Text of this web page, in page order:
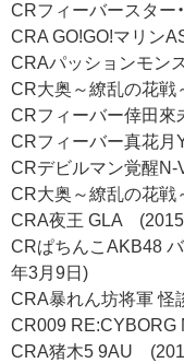
CRフィーバースタ
CRA GO!GO!マリン
CRAパッションモン
CR大奥～繚乱の花
CRフィーバー倖田
CRフィーバー真花
CRデビルマン覚醒
CR大奥～繚乱の花
CRA夜王 GLA
CRぱちんこAKB48
年3月9日)
CRA暴れん坊将軍
CR009
CRA猪木5 9AU